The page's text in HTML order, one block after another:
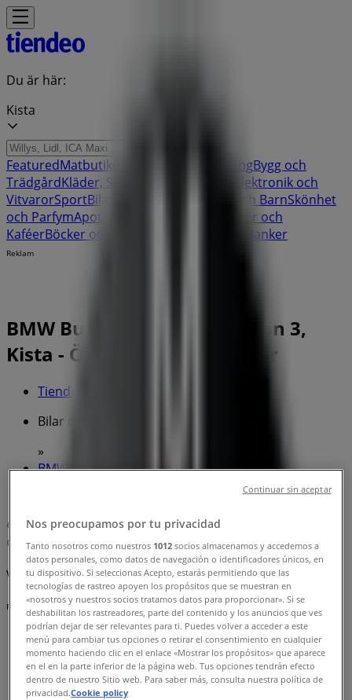
Du är här:
Kista
FeaturedMatbutiker Möbler och InredningBygg och
TrädgårdKläder, Skor och Accessoarer
Elektronik och
VitvarorSportBilar och Motor Leksaker och BarnSkönhet
och ParfymApotek och Hälsa
Restauranger och
KaféerBöcker och Kontorsmaterial Banker
Reklam
BMW Butik | Haukadalsgatan 3,
Kista - Öppettider & Rabatter
Tiendeo i Kista
Bilar och Motor Erbjudanden i Kista
»
BMW i Kista»
Karta
08-735 39 00
Karta
08-735 39 00
Vi är på väg att publicera erbjudanden från BMW
Reklam
Nos preocupamos por tu privacidad
Tanto nosotros como nuestros 1012 socios almacenamos y accedemos a
datos personales, como datos de navegación o identificadores únicos, en
tu dispositivo. Si seleccionas Acepto, estarás permitiendo que las
tecnologías de rastreo apoyen los propósitos que se muestran en
«nosotros y nuestros socios tratamos datos para proporcionar». Si se
deshabilitan los rastreadores, parte del contenido y los anuncios que ves
podrían dejar de ser relevantes para ti. Puedes volver a acceder a este
menú para cambiar tus opciones o retirar el consentimiento en cualquier
momento haciendo clic en el enlace «Mostrar los propósitos» que aparece
en el en la parte inferior de la página web. Tus opciones tendrán efecto
dentro de nuestro Sitio web. Para saber más, consulta nuestra política de
privacidad.Cookie policy
Continuar sin aceptar